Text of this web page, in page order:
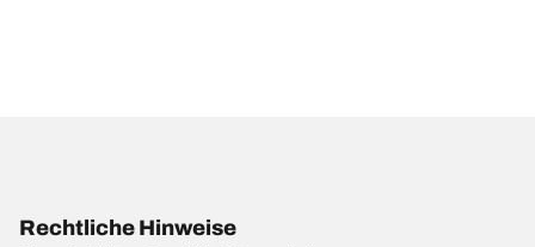
Rechtliche Hinweise